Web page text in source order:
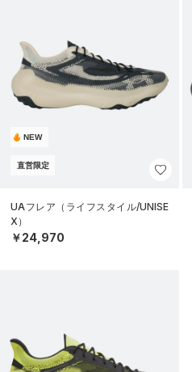
NEW
直営限定
UAフレア（ライフスタイル/UNISE
X）
￥24,970